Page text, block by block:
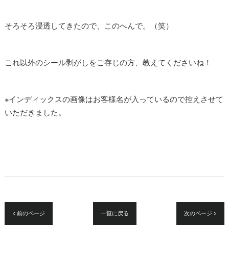
そろそろ浸透してきたので、このへんで。（笑）
これ以外のシール剥がしをご存じの方、教えてくださいね！
※インディックスの画像はお客様名が入っているので控えさせて
いただきました。
< 前のページ 一覧に戻る 次のページ >